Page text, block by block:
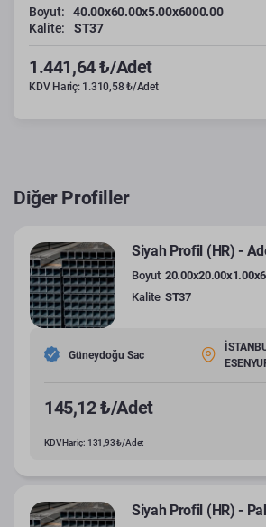
Boyut:
40.00x60.00x5.00x6000.00
Kalite:
ST37
1.441,64 ₺/Adet
KDV Hariç: 1.310,58 ₺/Adet
Diğer Profiller
Siyah Profil (HR) -
Boyut
Kalite ST37
Güneydoğu Sac
145,12 ₺/Adet
KDV Hariç: 131,93 ₺/Adet
Siyah Profil (HR) -